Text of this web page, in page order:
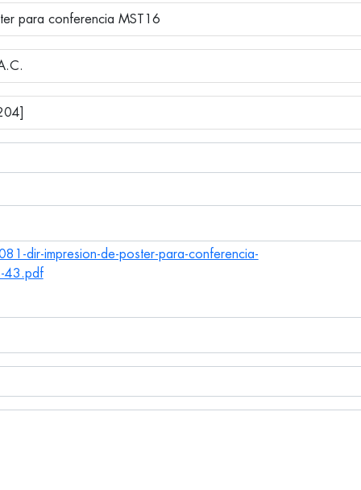
para conferencia MST16
dir-impresion-de-poster-para-conferencia-
43.pdf